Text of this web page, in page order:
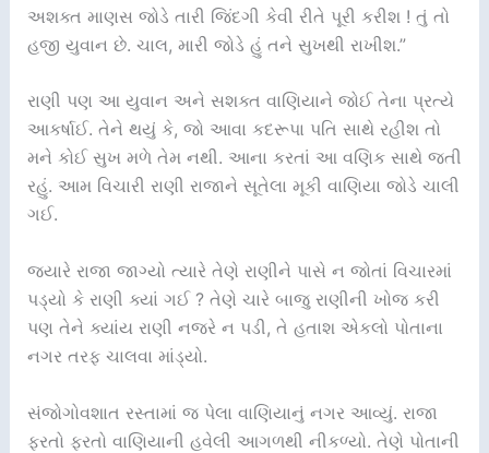
અશક્ત માણસ જોડે તારી જિંદગી કેવી રીતે પૂરી કરીશ ! તું તો
હજી યુવાન છે. ચાલ, મારી જોડે હું તને સુખથી રાખીશ.”
રાણી પણ આ યુવાન અને સશક્ત વાણિયાને જોઈ તેના પ્રત્યે
આકર્ષાઈ. તેને થયું કે, જો આવા કદરૂપા પતિ સાથે રહીશ તો
મને કોઈ સુખ મળે તેમ નથી. આના કરતાં આ વણિક સાથે જતી
રહું. આમ વિચારી રાણી રાજાને સૂતેલા મૂકી વાણિયા જોડે ચાલી
ગઈ.
જ્યારે રાજા જાગ્યો ત્યારે તેણે રાણીને પાસે ન જોતાં વિચારમાં
પડ્યો કે રાણી ક્યાં ગઈ ? તેણે ચારે બાજુ રાણીની ખોજ કરી
પણ તેને ક્યાંય રાણી નજરે ન પડી, તે હતાશ એકલો પોતાના
નગર તરફ ચાલવા માંડ્યો.
સંજોગોવશાત રસ્તામાં જ પેલા વાણિયાનું નગર આવ્યું. રાજા
ફરતો ફરતો વાણિયાની હવેલી આગળથી નીકળ્યો. તેણે પોતાની